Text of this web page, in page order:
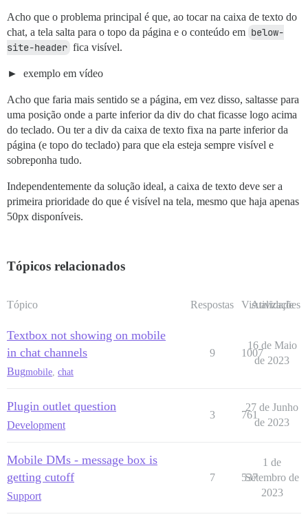
Acho que o problema principal é que, ao tocar na caixa de texto do
chat, a tela salta para o topo da página e o conteúdo em below-
site-header fica visível.
exemplo em vídeo
Acho que faria mais sentido se a página, em vez disso, saltasse para
uma posição onde a parte inferior da div do chat ficasse logo acima
do teclado. Ou ter a div da caixa de texto fixa na parte inferior da
página (e topo do teclado) para que ela esteja sempre visível e
sobreponha tudo.
Independentemente da solução ideal, a caixa de texto deve ser a
primeira prioridade do que é visível na tela, mesmo que haja apenas
50px disponíveis.
Tópicos relacionados
Tópico Respostas Visualizações
Atividade
Textbox not showing on mobile
in chat channels
Bugmobile chat
9 1007
16 de Maio
de 2023
Plugin outlet question
Development
3 761
27 de Junho
de 2023
Mobile DMs - message box is
getting cutoff
Support
7 537
1 de
Setembro de
2023